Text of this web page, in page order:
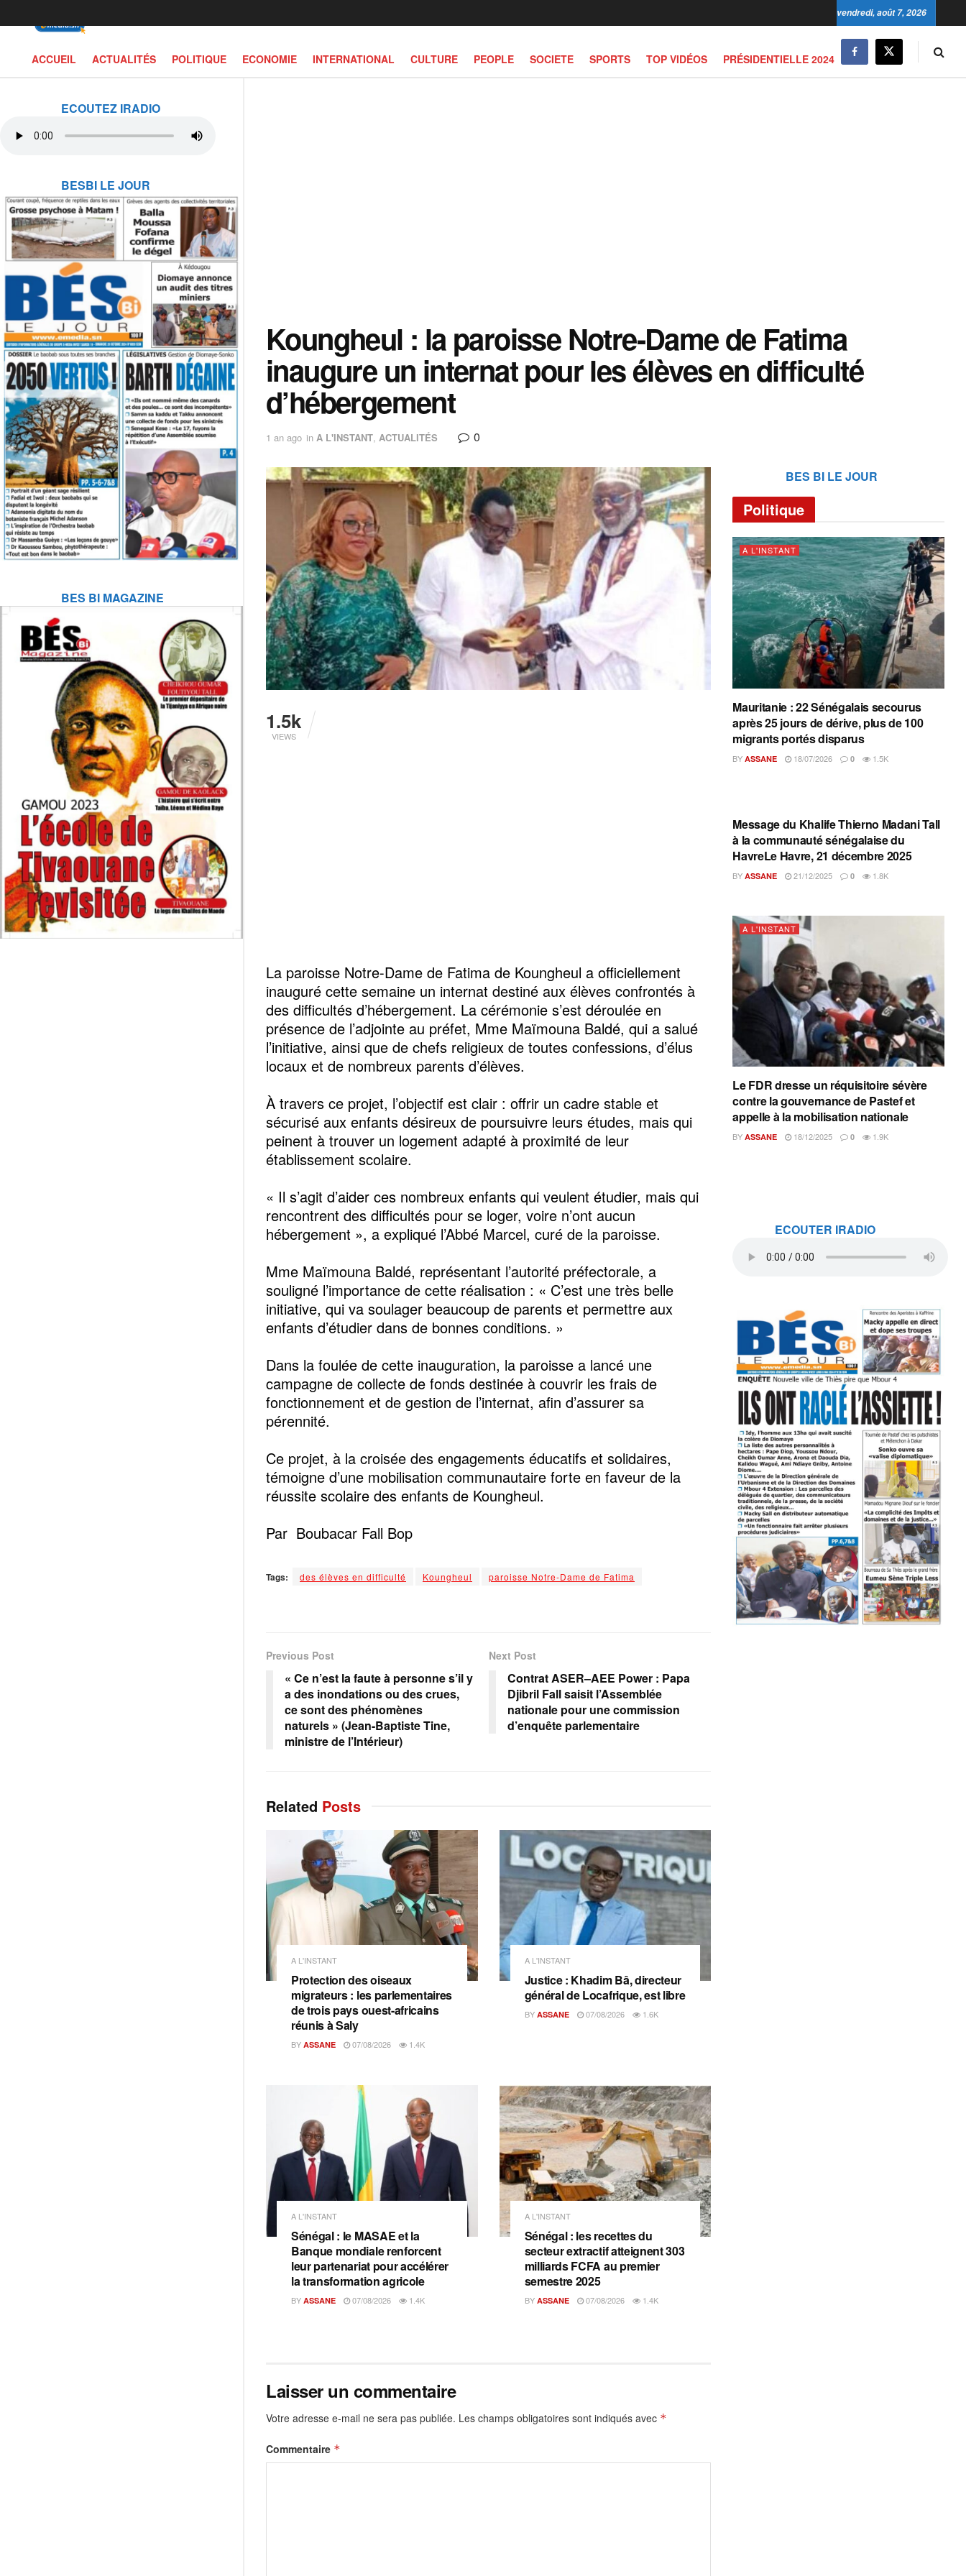
ECOUTEZ IRADIO
BESBI LE JOUR
BES BI MAGAZINE
vendredi, août 7, 2026
ACCUEIL ACTUALITÉS POLITIQUE ECONOMIE INTERNATIONAL CULTURE PEOPLE SOCIETE SPORTS TOP VIDÉOS PRÉSIDENTIELLE 2024
Koungheul : la paroisse Notre-Dame de Fatima
inaugure un internat pour les élèves en difficulté
d’hébergement
1 an ago in A L'INSTANT, ACTUALITÉS 0
1.5k
VIEWS
La paroisse Notre-Dame de Fatima de Koungheul a officiellement
inauguré cette semaine un internat destiné aux élèves confrontés à
des difficultés d’hébergement. La cérémonie s’est déroulée en
présence de l’adjointe au préfet, Mme Maïmouna Baldé, qui a salué
l’initiative, ainsi que de chefs religieux de toutes confessions, d’élus
locaux et de nombreux parents d’élèves.
À travers ce projet, l’objectif est clair : offrir un cadre stable et
sécurisé aux enfants désireux de poursuivre leurs études, mais qui
peinent à trouver un logement adapté à proximité de leur
établissement scolaire.
« Il s’agit d’aider ces nombreux enfants qui veulent étudier, mais qui
rencontrent des difficultés pour se loger, voire n’ont aucun
hébergement », a expliqué l’Abbé Marcel, curé de la paroisse.
Mme Maïmouna Baldé, représentant l’autorité préfectorale, a
souligné l’importance de cette réalisation : « C’est une très belle
initiative, qui va soulager beaucoup de parents et permettre aux
enfants d’étudier dans de bonnes conditions. »
Dans la foulée de cette inauguration, la paroisse a lancé une
campagne de collecte de fonds destinée à couvrir les frais de
fonctionnement et de gestion de l’internat, afin d’assurer sa
pérennité.
Ce projet, à la croisée des engagements éducatifs et solidaires,
témoigne d’une mobilisation communautaire forte en faveur de la
réussite scolaire des enfants de Koungheul.
Par Boubacar Fall Bop
Tags: des élèves en difficulté Koungheul paroisse Notre-Dame de Fatima
Previous Post
« Ce n’est la faute à personne s’il y
a des inondations ou des crues,
ce sont des phénomènes
naturels » (Jean-Baptiste Tine,
ministre de l’Intérieur)
Next Post
Contrat ASER–AEE Power : Papa
Djibril Fall saisit l’Assemblée
nationale pour une commission
d’enquête parlementaire
Related Posts
A L'INSTANT
Protection des oiseaux
migrateurs : les parlementaires
de trois pays ouest-africains
réunis à Saly
BY ASSANE 07/08/2026 1.4K
A L'INSTANT
Justice : Khadim Bâ, directeur
général de Locafrique, est libre
BY ASSANE 07/08/2026 1.6K
A L'INSTANT
Sénégal : le MASAE et la
Banque mondiale renforcent
leur partenariat pour accélérer
la transformation agricole
BY ASSANE 07/08/2026 1.4K
A L'INSTANT
Sénégal : les recettes du
secteur extractif atteignent 303
milliards FCFA au premier
semestre 2025
BY ASSANE 07/08/2026 1.4K
Laisser un commentaire
Votre adresse e-mail ne sera pas publiée. Les champs obligatoires sont indiqués avec *
Commentaire *
BES BI LE JOUR
Politique
A L'INSTANT
Mauritanie : 22 Sénégalais secourus
après 25 jours de dérive, plus de 100
migrants portés disparus
BY ASSANE 18/07/2026 0 1.5K
A L'INSTANT
Message du Khalife Thierno Madani Tall
à la communauté sénégalaise du
HavreLe Havre, 21 décembre 2025
BY ASSANE 21/12/2025 0 1.8K
A L'INSTANT
Le FDR dresse un réquisitoire sévère
contre la gouvernance de Pastef et
appelle à la mobilisation nationale
BY ASSANE 18/12/2025 0 1.9K
ECOUTER IRADIO